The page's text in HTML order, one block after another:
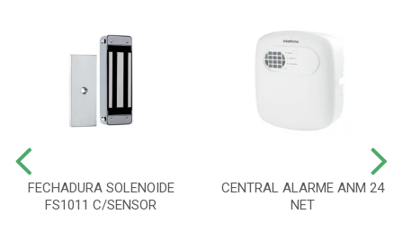
FECHADURA SOLENOIDE
FS1011 C/SENSOR
CENTRAL ALARME ANM 24
NET